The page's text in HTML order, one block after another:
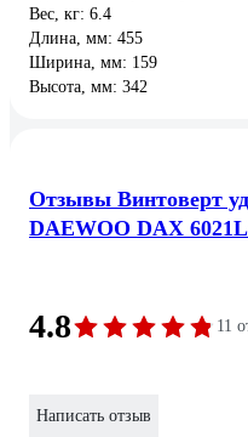
Вес, кг: 6.4
Длина, мм: 455
Ширина, мм: 159
Высота, мм: 342
Отзывы Винтоверт
DAEWOO DAX
4.8 11
Написать отзыв